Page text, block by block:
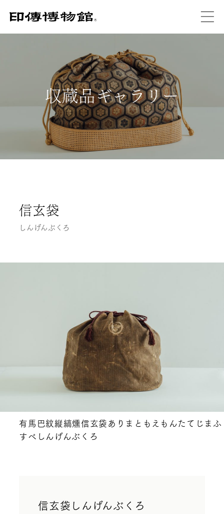
収蔵品ギャラリー
信玄袋
しんげんぶくろ
有馬巴紋縦縞燻信玄袋ありまともえもんたてじまふ
すべしんげんぶくろ
信玄袋しんげんぶくろ